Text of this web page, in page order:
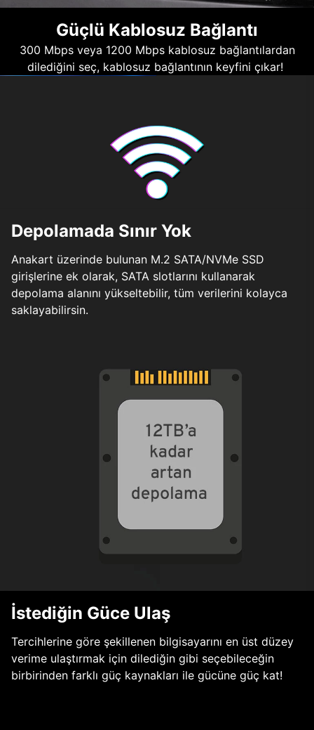
Güçlü Kablosuz Bağlantı
300 Mbps veya 1200 Mbps kablosuz bağlantılardan
dilediğini seç, kablosuz bağlantının keyfini çıkar!
Depolamada Sınır Yok
Anakart üzerinde bulunan M.2 SATA/NVMe SSD
girişlerine ek olarak, SATA slotlarını kullanarak
depolama alanını yükseltebilir, tüm verilerini kolayca
saklayabilirsin.
İstediğin Güce Ulaş
Tercihlerine göre şekillenen bilgisayarını en üst düzey
verime ulaştırmak için dilediğin gibi seçebileceğin
birbirinden farklı güç kaynakları ile gücüne güç kat!